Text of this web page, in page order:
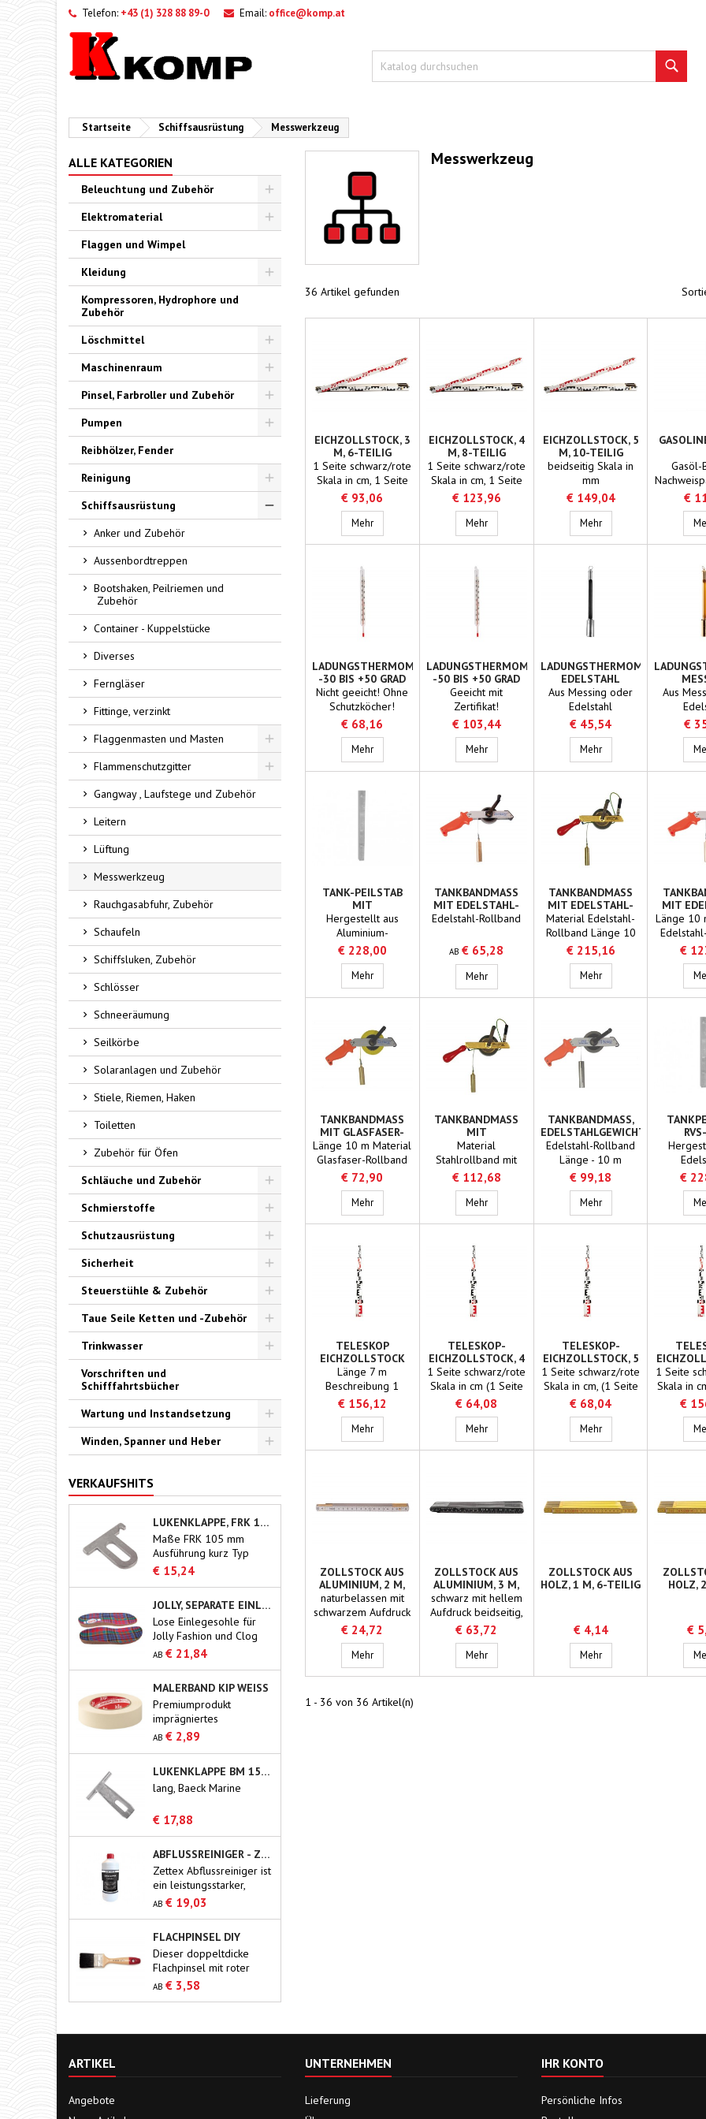
Telefon: +43 (1) 328 88 89-0 Email: office@komp.at
Startseite Schiffsausrüstung Messwerkzeug
ALLE KATEGORIEN
Beleuchtung und Zubehör
Toggle
Elektromaterial
Toggle
Flaggen und Wimpel
Kleidung
Toggle
Kompressoren, Hydrophore und
Zubehör
Löschmittel
Maschinenraum
Toggle
Pinsel, Farbroller und Zubehör
Pumpen
Toggle
Reibhölzer, Fender
Reinigung
Toggle
Schiffsausrüstung
Anker und Zubehör
Aussenbordtreppen
Bootshaken, Peilriemen und
Zubehör
Container - Kuppelstücke
Diverses
Ferngläser
Fittinge, verzinkt
Flaggenmasten und Masten
Toggle
Flammenschutzgitter
Gangway , Laufstege und Zubehör
Leitern
Lüftung
Messwerkzeug
Rauchgasabfuhr, Zubehör
Schaufeln
Schiffsluken, Zubehör
Schlösser
Schneeräumung
Seilkörbe
Solaranlagen und Zubehör
Stiele, Riemen, Haken
Toiletten
Zubehör für Öfen
Schläuche und Zubehör
Schmierstoffe
Toggle
Schutzausrüstung
Sicherheit
Steuerstühle & Zubehör
Taue Seile Ketten und -Zubehör
Trinkwasser
Toggle
Vorschriften und
Schifffahrtsbücher
Wartung und Instandsetzung
Winden, Spanner und Heber
VERKAUFSHITS
LUKENKLAPPE, FRK 105MM
Maße FRK 105 mm
Ausführung kurz Typ
Blommaert
€ 15,24
JOLLY, SEPARATE EINLEGESOHLE AUS KORK
Lose Einlegesohle für
Jolly Fashion und Clog
AB€ 21,84
MALERBAND KIP WEISS
Premiumprodukt
imprägniertes
Kreppband für den
professionellen
AB€ 2,89
LUKENKLAPPE BM 150/165 MM
lang, Baeck Marine
€ 17,88
ABFLUSSREINIGER - ZETTEX
Zettex Abflussreiniger ist
ein leistungsstarker,
gebrauchsfertiger
Reiniger, der alle
Abflüssen schnell
beseitigt.Organische
Substanzen wie Seife,
Fett, Papier, Haare usw.
werden gründlich und
AB€ 19,03
FLACHPINSEL DIY
Dieser doppeltdicke
Flachpinsel mit roter
Spitze besteht aus reinen
Chinaborsten mit 60/70
Firnissen, Beizen und
AB€ 3,58
Messwerkzeug
36 Artikel gefunden
EICHZOLLSTOCK, 3
M, 6-TEILIG
1 Seite schwarz/rote
Skala in cm, 1 Seite
Skala in mm
€ 93,06
MehrEichzollstock, 3 m, 6-teilig
EICHZOLLSTOCK, 4
M, 8-TEILIG
1 Seite schwarz/rote
Skala in cm, 1 Seite
Skala in mm
€ 123,96
MehrEichzollstock, 4 m, 8-teilig
EICHZOLLSTOCK, 5
M, 10-TEILIG
beidseitig Skala in
mm
€ 149,04
MehrEichzollstock, 5 m, 10-
Gasöl-
mit
€
LADUNGSTHERMOMETER
-30 BIS +50 GRAD
Nicht geeicht! Ohne
Schutzköcher!
€ 68,16
MehrLadungsthermometer -30 bis +50 Grad
LADUNGSTHERMOMETER
-50 BIS +50 GRAD
Geeicht mit
Zertifikat!
Einstecktiefe max.
80mm! Ohne
Schutzköcher!
€ 103,44
MehrLadungsthermometer -50 bis +50 Grad
EDELSTAHL
Aus Messing oder
Edelstahl
hergestellt, mit
Produktbehälter. Mit
Aufhängeöse mit
Ring versehen.
€ 45,54
Mehr
Aus
Ring
€
TANK-PEILSTAB
MIT
ABGEDICHTETER
UNTERSEITE
Hergestellt aus
Aluminium-
Vierkantrohr oder
Edelstahl-
Rechteckprofil 25 x
25 x 2,3 mm. An der
einem Ring und
optional mit
abgedichtete
Unterseite
erhältlich.Die Striche
eingraviert.
€ 228,00
MehrTank-Peilstab mit abgedichteter Unterseite
TANKBANDMASS
MIT EDELSTAHL-
ROLLBAND
Edelstahl-Rollband
AB€ 65,28
MehrTankbandmass mit Edelstahl-Rollband
TANKBANDMASS
MIT EDELSTAHL-
ROLLBAND,
EDELSTAHLGEWICHT,
GEEICHT MIT
ZERTIFIKAT
Material Edelstahl-
Rollband Länge 10
m Funkenfrei (mit
Erdleitung),
Edelstahlgewicht,
geeicht mit Zertifikat
€ 215,16
MehrTankbandmass mit
MIT
Länge 10
geeicht
€
TANKBANDMASS
MIT GLASFASER-
ROLLBAND,
GEEICHT MIT
ZERTIFIKAT
Länge 10 m Material
Glasfaser-Rollband
(gelb) NICHT
Benzin-/Ölbeständig,
geeicht mit Zertifikat
€ 72,90
MehrTankbandmass mit Glasfaser-Rollband, geeicht mit Zertifikat
TANKBANDMASS
MIT
STAHLROLLBAND
Material
Stahlrollband mit
Polysan-
Beschichtung (gelb)
Länge 10 m
Funkenfrei (mit
€ 112,68
MehrTankbandmass mit Stahlrollband
TANKBANDMASS,
EDELSTAHLGEWICHT
- 500G
Edelstahl-Rollband
Länge - 10 m
Edelstahlgewicht
(500 g)
€ 99,18
MehrTankbandmass,
25 x 2,3
und
jeden
langer
€
TELESKOP
EICHZOLLSTOCK
7M
Länge 7 m
Beschreibung 1
Seite schwarz/rote
Skala in cm, (1 Seite
für Höhenmessung in
Millimetern)
€ 156,12
MehrTeleskop Eichzollstock 7m
TELESKOP-
EICHZOLLSTOCK, 4
M, 4-TEILIG
1 Seite schwarz/rote
Skala in cm (1 Seite
für Höhenmessung in
Millimetern)
€ 64,08
MehrTeleskop-Eichzollstock, 4 m, 4-teilig
TELESKOP-
EICHZOLLSTOCK, 5
M, 5-TEILIG
1 Seite schwarz/rote
Skala in cm, (1 Seite
für Höhenmessung in
Millimetern)
€ 68,04
MehrTeleskop-Eichzollstock,
M, 7-
1 Seite
Skala in
für €
ZOLLSTOCK AUS
ALUMINIUM, 2 M,
10-TEILIG
naturbelassen mit
schwarzem Aufdruck
beidseitig Millimeter
Messingscharniere
€ 24,72
MehrZollstock aus Aluminium, 2 m, 10-teilig
ZOLLSTOCK AUS
ALUMINIUM, 3 M,
18-TEILIG
schwarz mit hellem
Aufdruck beidseitig,
Millimeter - Zoll
Edelstahlscharniere
€ 63,72
MehrZollstock aus Aluminium, 3 m, 18-teilig
ZOLLSTOCK AUS
HOLZ, 1 M, 6-TEILIG
€ 4,14
MehrZollstock aus Holz, 1 m,
HOLZ,
€
1 - 36 von 36 Artikel(n)
ARTIKEL
Angebote
UNTERNEHMEN
Lieferung
IHR KONTO
Persönliche Infos